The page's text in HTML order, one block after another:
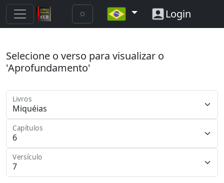
Login
Selecione o verso para visualizar o
'Aprofundamento'
Livros
Capítulos
Versículo